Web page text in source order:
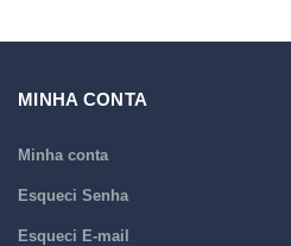
MINHA CONTA
Minha conta
Esqueci Senha
Esqueci E-mail